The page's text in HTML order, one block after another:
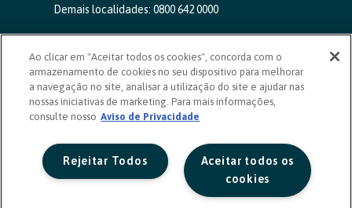
Demais localidades: 0800 642 0000
SAC 24 horas-0800 724 4420
Ouvidoria
0800 725 0996
(de segunda a sexta, das 8h às 20h)
ouvidoriasicoob.com.br
Deficientes auditivos ou de fala
Ao clicar em "Aceitar todos os cookies", concorda com o
armazenamento de cookies no seu dispositivo para melhorar
a navegação no site, analisar a utilização do site e ajudar nas
nossas iniciativas de marketing. Para mais informações,
consulte nosso Aviso de Privacidade
Aceitar todos os
cookies
Rejeitar Todos